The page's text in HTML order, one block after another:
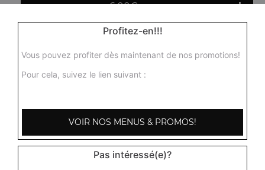
6.00€
Profitez-en!!!
Vous pouvez profiter dès maintenant de nos promotions!
Pour cela, suivez le lien suivant :
VOIR NOS MENUS & PROMOS!
Pas intéressé(e)?